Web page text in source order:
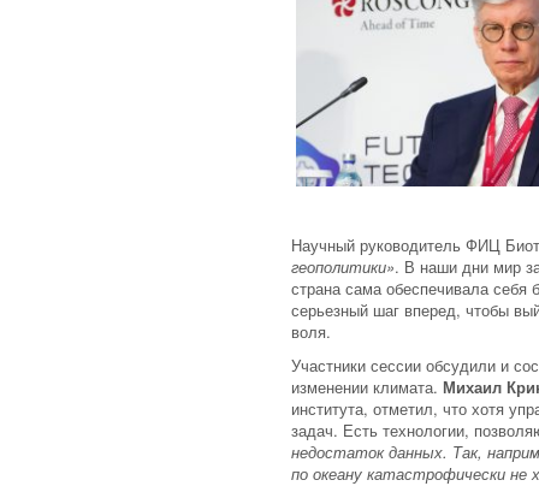
Научный руководитель ФИЦ
геополитики». В наши дни мир
страна сама обеспечивала себя
серьезный шаг вперед, чтобы
воля.
Участники сессии обсудили и
изменении климата. Михаил
института, отметил, что хотя
задач. Есть технологии,
недостаток данных. Так,
по океану катастрофически не